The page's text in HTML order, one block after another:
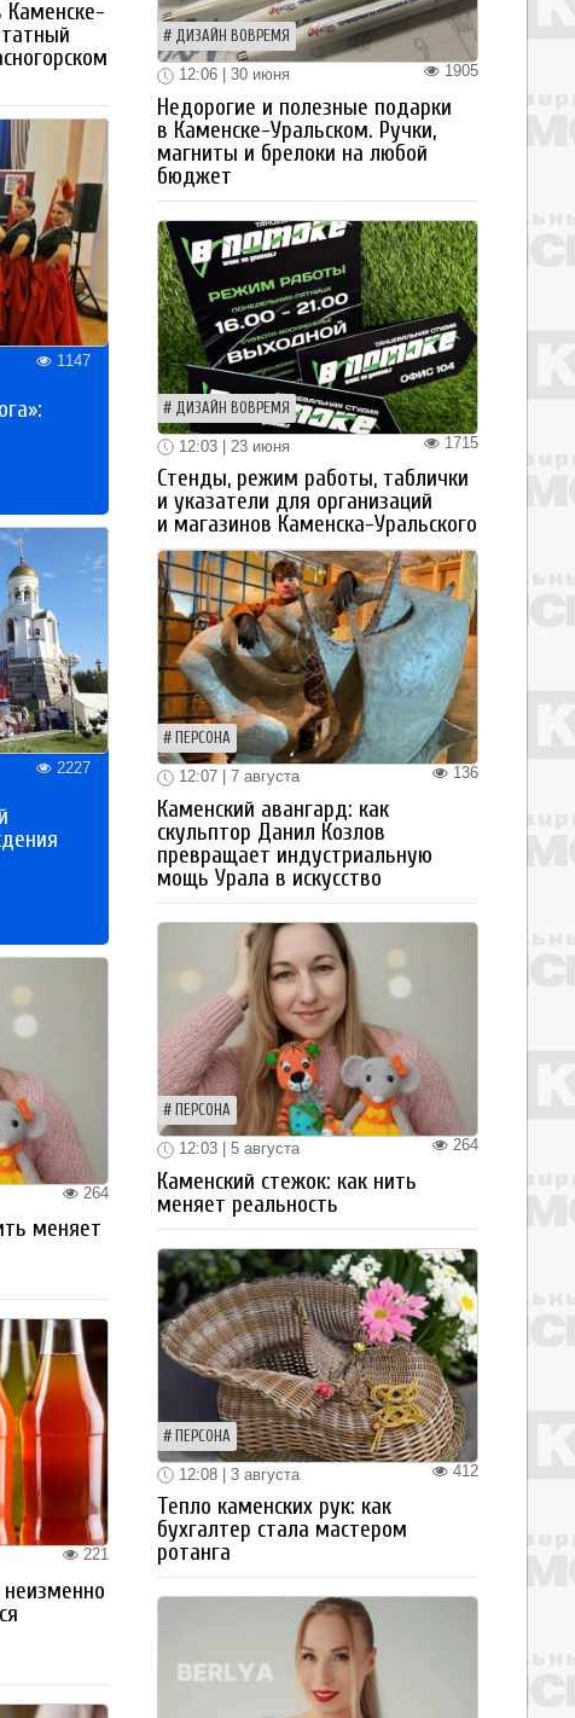
Каменске-
1147
2227
264
меняет
221
ДИЗАЙН ВОВРЕМЯ
1905
12:06 | 30 июня
Недорогие и полезные подарки
в Каменске-Уральском. Ручки,
магниты и брелоки на любой
бюджет
ДИЗАЙН ВОВРЕМЯ
1715
12:03 | 23 июня
Стенды, режим работы, таблички
и указатели для организаций
и магазинов Каменска-Уральского
ПЕРСОНА
136
12:07 | 7 августа
Каменский авангард: как
скульптор Данил Козлов
превращает индустриальную
мощь Урала в искусство
ПЕРСОНА
264
12:03 | 5 августа
Каменский стежок: как нить
меняет реальность
ПЕРСОНА
412
12:08 | 3 августа
Тепло каменских рук: как
бухгалтер стала мастером
ротанга